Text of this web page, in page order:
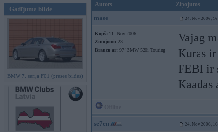
Gadījuma bilde
BMW 7. sērija F01 (preses bildes)
Autors Ziņojums
mase 24. Nov 2006,
Kopš: 11. Nov 2006
Ziņojumi: 23
Braucu ar: 97’ BMW 520i Touring
Vajag
Kuras
FEBI ir
Kaadas
se7en 24. Nov 2006,